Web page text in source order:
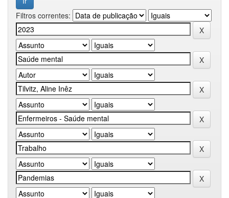
Filtros correntes: